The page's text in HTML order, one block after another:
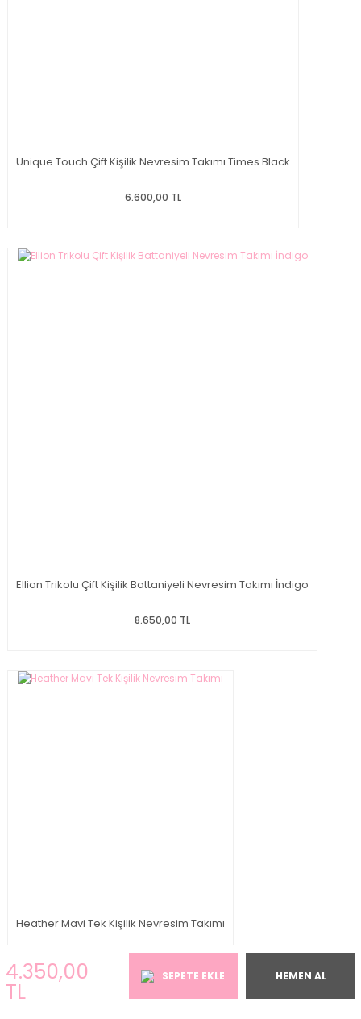
Unique Touch Çift Kişilik Nevresim Takımı Times Black
6.600,00 TL
Ellion Trikolu Çift Kişilik Battaniyeli Nevresim Takımı İndigo
8.650,00 TL
Heather Mavi Tek Kişilik Nevresim Takımı
4.350,00
TL
SEPETE EKLE HEMEN AL